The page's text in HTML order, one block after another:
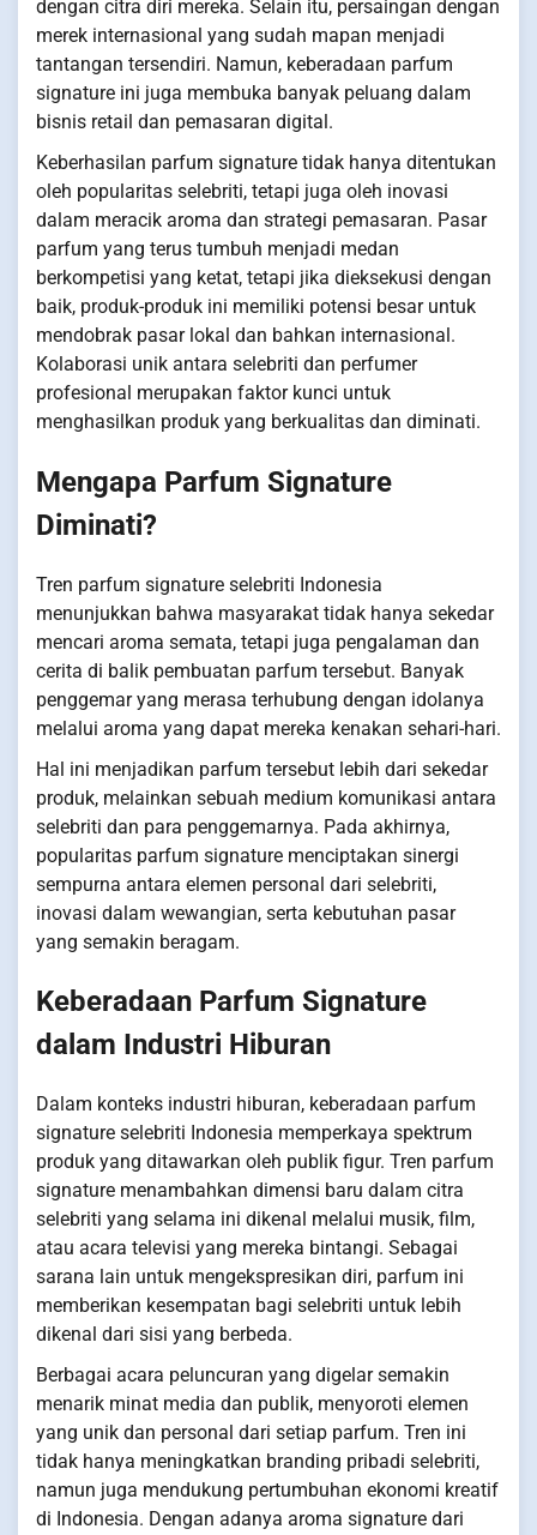
dengan citra diri mereka. Selain itu, persaingan dengan
merek internasional yang sudah mapan menjadi
tantangan tersendiri. Namun, keberadaan parfum
signature ini juga membuka banyak peluang dalam
bisnis retail dan pemasaran digital.
Keberhasilan parfum signature tidak hanya ditentukan
oleh popularitas selebriti, tetapi juga oleh inovasi
dalam meracik aroma dan strategi pemasaran. Pasar
parfum yang terus tumbuh menjadi medan
berkompetisi yang ketat, tetapi jika dieksekusi dengan
baik, produk-produk ini memiliki potensi besar untuk
mendobrak pasar lokal dan bahkan internasional.
Kolaborasi unik antara selebriti dan perfumer
profesional merupakan faktor kunci untuk
menghasilkan produk yang berkualitas dan diminati.
Mengapa Parfum Signature
Diminati?
Tren parfum signature selebriti Indonesia
menunjukkan bahwa masyarakat tidak hanya sekedar
mencari aroma semata, tetapi juga pengalaman dan
cerita di balik pembuatan parfum tersebut. Banyak
penggemar yang merasa terhubung dengan idolanya
melalui aroma yang dapat mereka kenakan sehari-hari.
Hal ini menjadikan parfum tersebut lebih dari sekedar
produk, melainkan sebuah medium komunikasi antara
selebriti dan para penggemarnya. Pada akhirnya,
popularitas parfum signature menciptakan sinergi
sempurna antara elemen personal dari selebriti,
inovasi dalam wewangian, serta kebutuhan pasar
yang semakin beragam.
Keberadaan Parfum Signature
dalam Industri Hiburan
Dalam konteks industri hiburan, keberadaan parfum
signature selebriti Indonesia memperkaya spektrum
produk yang ditawarkan oleh publik figur. Tren parfum
signature menambahkan dimensi baru dalam citra
selebriti yang selama ini dikenal melalui musik, film,
atau acara televisi yang mereka bintangi. Sebagai
sarana lain untuk mengekspresikan diri, parfum ini
memberikan kesempatan bagi selebriti untuk lebih
dikenal dari sisi yang berbeda.
Berbagai acara peluncuran yang digelar semakin
menarik minat media dan publik, menyoroti elemen
yang unik dan personal dari setiap parfum. Tren ini
tidak hanya meningkatkan branding pribadi selebriti,
namun juga mendukung pertumbuhan ekonomi kreatif
di Indonesia. Dengan adanya aroma signature dari